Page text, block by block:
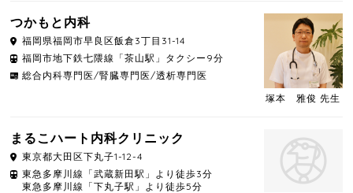
塚本 雅俊 先生
つかもと内科
福岡県福岡市早良区飯倉3丁目31-14
福岡市地下鉄七隈線「茶山駅」タクシー9分
総合内科専門医/腎臓専門医/透析専門医
まるこハート内科クリニック
東京都大田区下丸子1-12-4
東急多摩川線「武蔵新田駅」より徒歩3分
東急多摩川線「下丸子駅」より徒歩5分